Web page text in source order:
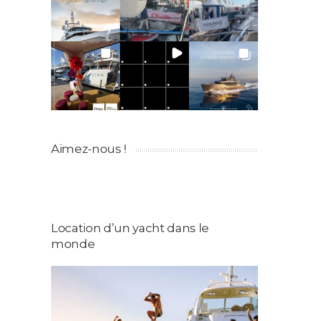
Aimez-nous !
Location d’un yacht dans le
monde